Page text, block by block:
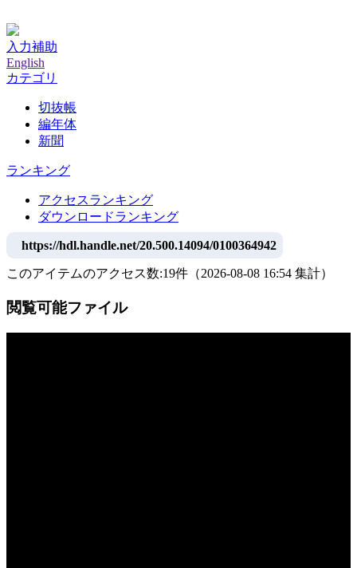
入力補助
English
カテゴリ
切抜帳
編年体
新聞
ランキング
アクセスランキング
ダウンロードランキング
https://hdl.handle.net/20.500.14094/0100364942
このアイテムのアクセス数:19件 （2026-08-08 16:54 集計）
閲覧可能ファイル